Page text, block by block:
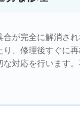
が完全に解消さ
、修理後すぐに
対応を行います